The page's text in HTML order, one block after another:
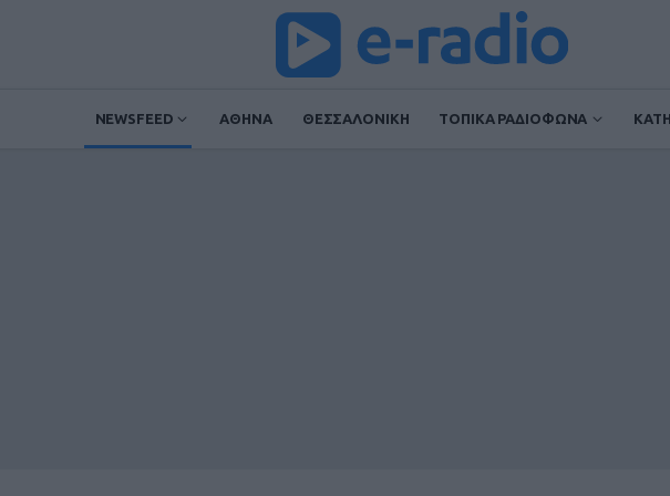
NEWSFEED ΑΘΗΝΑ ΘΕΣΣΑΛΟΝΙΚΗ ΤΟΠΙΚΑ ΡΑΔΙΟΦΩΝΑ